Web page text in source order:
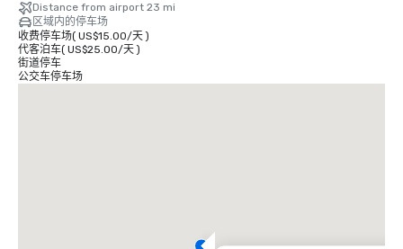
Distance from airport 23 mi
区域内的停车场
收费停车场( US$15.00/天)
代客泊车( US$25.00/天)
街道停车
公交车停车场